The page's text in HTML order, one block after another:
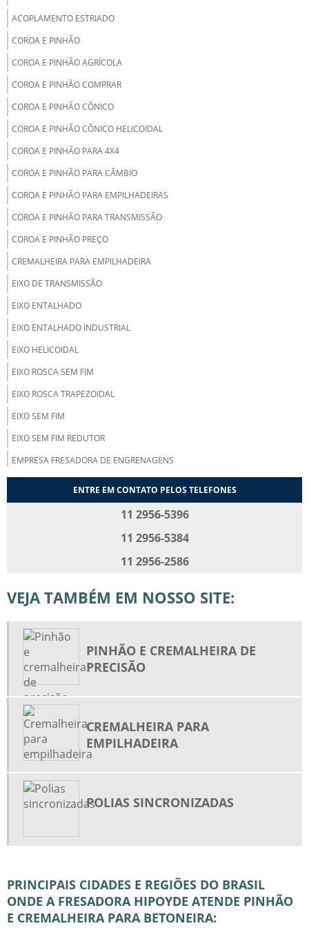
ACOPLAMENTO ESTRIADO
COROA E PINHÃO
COROA E PINHÃO AGRÍCOLA
COROA E PINHÃO COMPRAR
COROA E PINHÃO CÔNICO
COROA E PINHÃO CÔNICO HELICOIDAL
COROA E PINHÃO PARA 4X4
COROA E PINHÃO PARA CÂMBIO
COROA E PINHÃO PARA EMPILHADEIRAS
COROA E PINHÃO PARA TRANSMISSÃO
COROA E PINHÃO PREÇO
CREMALHEIRA PARA EMPILHADEIRA
EIXO DE TRANSMISSÃO
EIXO ENTALHADO
EIXO ENTALHADO INDUSTRIAL
EIXO HELICOIDAL
EIXO ROSCA SEM FIM
EIXO ROSCA TRAPEZOIDAL
EIXO SEM FIM
EIXO SEM FIM REDUTOR
EMPRESA FRESADORA DE ENGRENAGENS
ENGRENAGEM CILÍNDRICA DE DENTES HELICOIDAIS
ENGRENAGEM CÔNICA DE DENTES RETOS
ENGRENAGEM CÔNICA HELICOIDAL
ENGRENAGEM DE DENTES RETOS
ENGRENAGEM PLANETÁRIA
ENGRENAGEM PLANETÁRIA DIFERENCIAL
ENGRENAGEM SATÉLITE E PLANETÁRIA
ENGRENAGEM SINCRONIZADA
ENGRENAGENS CILÍNDRICAS DE DENTES RETOS
ENGRENAGENS INDUSTRIAIS
ENGRENAGENS PLANETÁRIAS
FABRICA DE COROA E PINHÃO
FÁBRICA DE ENGRENAGENS
ENTRE EM CONTATO PELOS TELEFONES
11 2956-5396
11 2956-5384
11 2956-2586
VEJA TAMBÉM EM NOSSO SITE:
PINHÃO E CREMALHEIRA DE
PRECISÃO
CREMALHEIRA PARA
EMPILHADEIRA
POLIAS SINCRONIZADAS
PRINCIPAIS CIDADES E REGIÕES DO BRASIL
ONDE A FRESADORA HIPOYDE ATENDE PINHÃO
E CREMALHEIRA PARA BETONEIRA: